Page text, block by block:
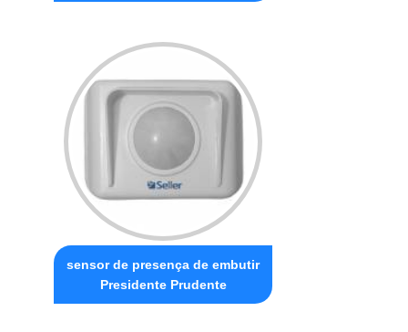
sensor de presença de embutir
Presidente Prudente